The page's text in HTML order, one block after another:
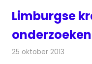
Limburgse
25 oktober 2013